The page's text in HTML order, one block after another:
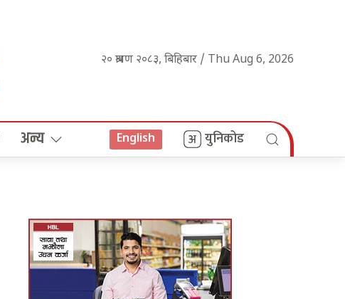
२० श्रावण २०८३, बिहिबार / Thu Aug 6, 2026
अन्य English युनिकोड